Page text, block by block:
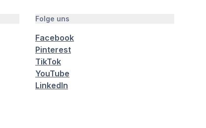
Folge uns
Facebook
Pinterest
TikTok
YouTube
LinkedIn